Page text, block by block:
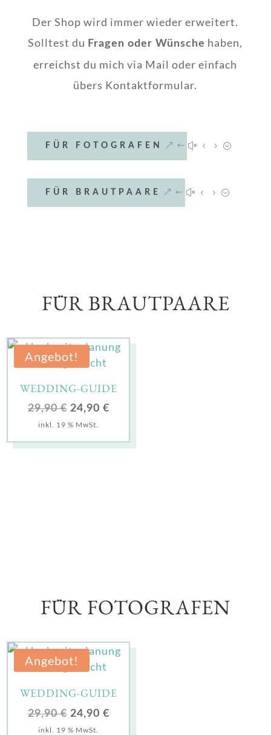
Der Shop wird immer wieder erweitert.
Solltest du Fragen oder Wünsche haben,
erreichst du mich via Mail oder einfach
übers Kontaktformular.
FÜR FOTOGRAFEN
FÜR BRAUTPAARE
FÜR BRAUTPAARE
Angebot!
WEDDING-GUIDE
29,90€ Ursprünglicher
Preis
war:
24,90 €Aktueller
ist:
inkl. 19 % MwSt.
FÜR FOTOGRAFEN
Angebot!
WEDDING-GUIDE
29,90€ Ursprünglicher
Preis
24,90 €Aktueller
inkl. 19 % MwSt.